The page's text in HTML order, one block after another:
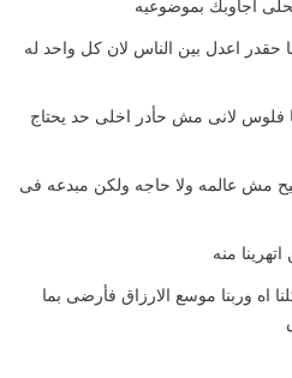
اجاوبك بموضوعيه
حقدر اعدل بين الناس لان كل واحد له
فلوس لانى مش حأدر اخلى حد يحتاج
مش عالمه ولا حاجه ولكن مبدعه فى
منه
اه وربنا موسع الارزاق فأرضى بما